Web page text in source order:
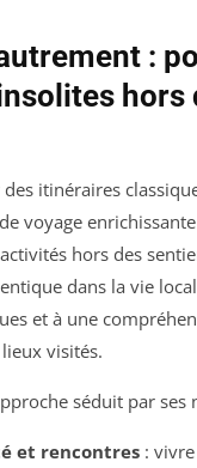
:
hors
itinéraires
voyage
hors des
dans la vie
et à une
visités.
séduit par ses
et rencontres: vivre